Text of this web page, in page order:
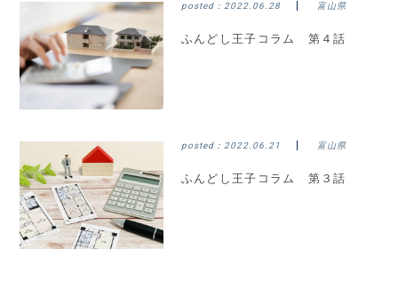
posted： 2022.06.28 富山県
ふんどし王子コラム 第４話
posted： 2022.06.21 富山県
ふんどし王子コラム 第３話